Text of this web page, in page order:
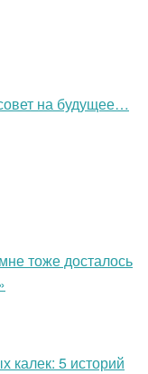
на будущее…
тоже досталось
калек: 5 историй